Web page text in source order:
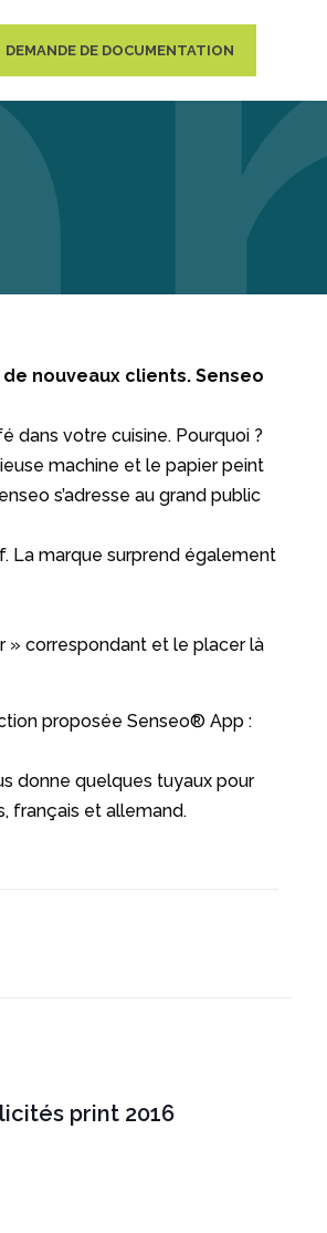
DEMANDE DE DOCUMENTATION
nouveaux clients. Senseo
dans votre cuisine. Pourquoi ?
machine et le papier peint
s’adresse au grand public
La marque surprend également
» correspondant et le placer là
proposée Senseo® App :
donne quelques tuyaux pour
français et allemand.
print 2016